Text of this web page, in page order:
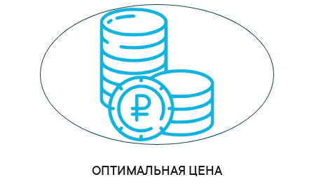
ОПТИМАЛЬНАЯ ЦЕНА